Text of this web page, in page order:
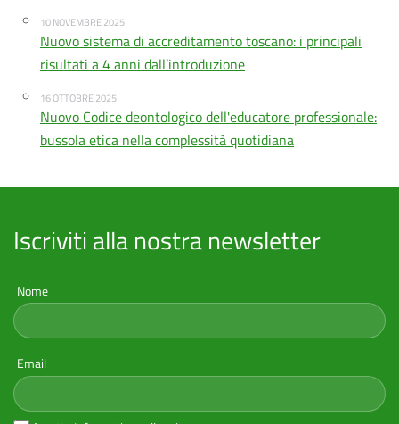
10 NOVEMBRE 2025
Nuovo sistema di accreditamento toscano: i principali
risultati a 4 anni dall’introduzione
16 OTTOBRE 2025
Nuovo Codice deontologico dell'educatore professionale:
bussola etica nella complessità quotidiana
Iscriviti alla nostra newsletter
Nome
Email